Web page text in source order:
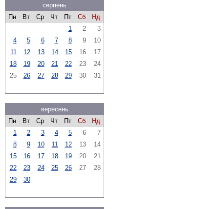
серпень
Пн
Вт Ср Чт Пт Сб
Нд
1
2
3
4
5 6 7 8 9
10
11
12 13 14 15 16
17
18
19 20 21 22 23
24
25
26 27 28 29 30 31
вересень
Пн
Вт Ср Чт Пт Сб
Нд
1
2 3 4 5 6
7
8
9 10 11 12 13
14
15
16 17 18 19 20
21
22
23 24 25 26 27
28
29
30